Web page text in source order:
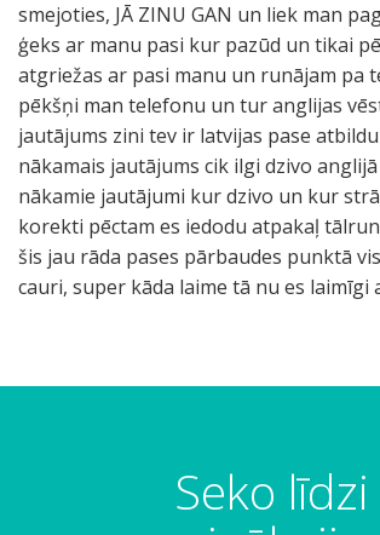
smejoties, JĀ ZINU GAN un liek man
ģeks ar manu pasi kur pazūd un tikai
atgriežas ar pasi manu un runājam pa
pēkšņi man telefonu un tur anglijas
jautājums zini tev ir latvijas pase
nākamais jautājums cik ilgi dzivo
nākamie jautājumi kur dzivo un kur
korekti pēctam es iedodu atpakaļ
šis jau rāda pases pārbaudes punktā
cauri, super kāda laime tā nu es laimīgi
Seko līdzi